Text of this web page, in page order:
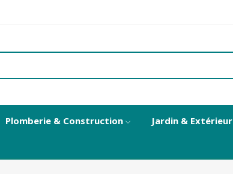
Plomberie & Construction Jardin & Extérieur